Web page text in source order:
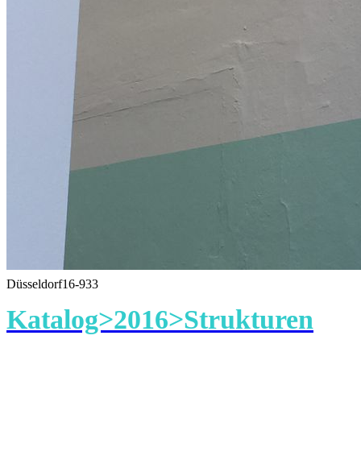
Düsseldorf16-933
Katalog>2016>Strukturen